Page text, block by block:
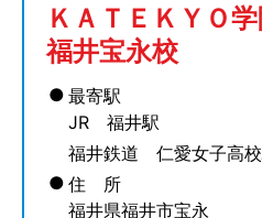
ＫＡＴＥＫＹＯ
福井宝永校
● 最寄駅
JR 福井駅
福井鉄道 仁愛女子高
● 住 所
福井県福井市宝永